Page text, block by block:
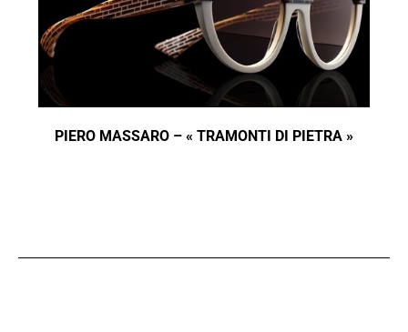
PIERO MASSARO – « TRAMONTI DI PIETRA »